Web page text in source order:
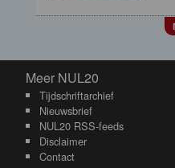
Meer NUL20
Meer NUL20
Tijdschriftarchief
Nieuwsbrief
NUL20 RSS-feeds
Disclaimer
Contact